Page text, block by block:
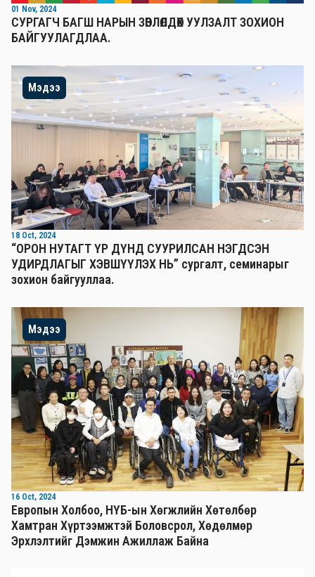
01 Nov, 2024
СУРГАГЧ БАГШ НАРЫН ЗӨВЛӨЛДӨХ УУЛЗАЛТ ЗОХИОН
БАЙГУУЛАГДЛАА.
Мэдээ
18 Oct, 2024
“ОРОН НУТАГТ ҮР ДҮНД СУУРИЛСАН НЭГДСЭН
УДИРДЛАГЫГ ХЭВШҮҮЛЭХ НЬ” сургалт, семинарыг
зохион байгууллаа.
Мэдээ
16 Oct, 2024
Европын Холбоо, НҮБ-ын Хөгжлийн Хөтөлбөр
Хамтран Хүртээмжтэй Боловсрол, Хөдөлмөр
Эрхлэлтийг Дэмжин Ажиллаж Байна